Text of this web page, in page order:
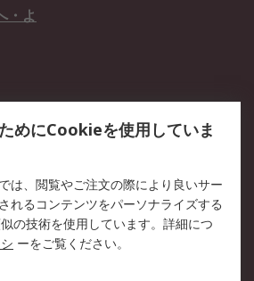
・よ
採用情報
知ら
コーポレートサイト
めにCookieを使用していま
は、閲覧やご注文の際により良いサー
れるコンテンツをパーソナライズする
の技術を使用しています。詳細につ
ーをご覧ください。